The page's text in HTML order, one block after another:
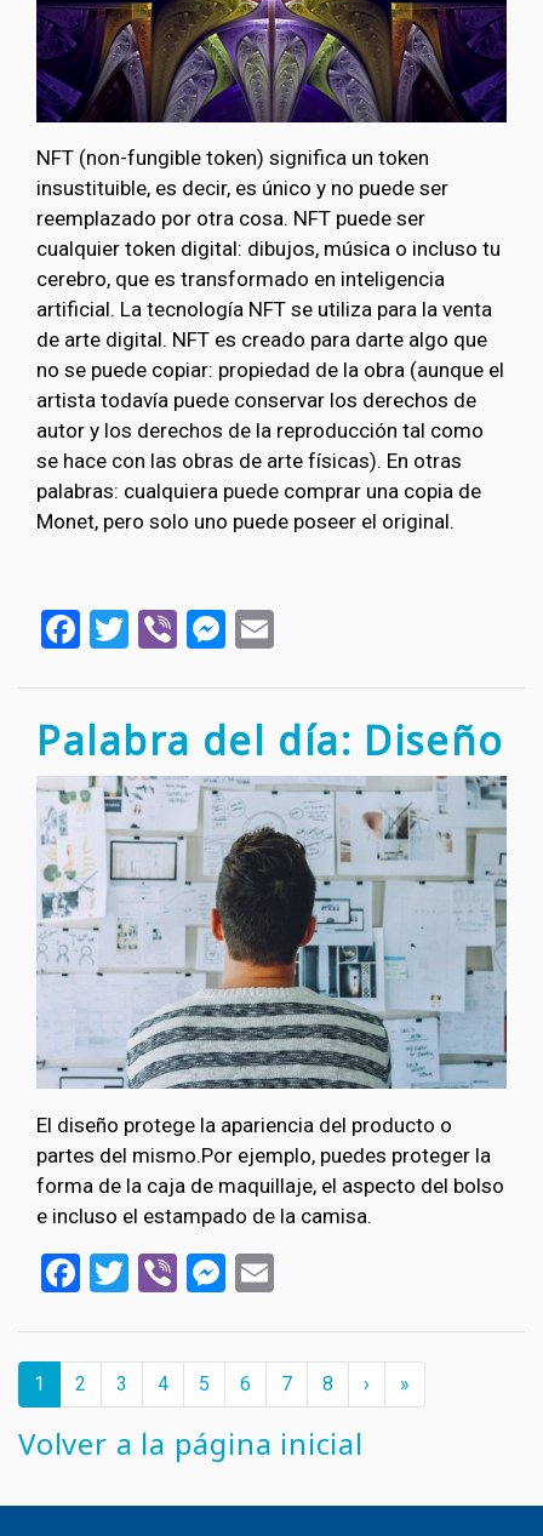
NFT (non-fungible token) significa un token
insustituible, es decir, es único y no puede ser
reemplazado por otra cosa. NFT puede ser
cualquier token digital: dibujos, música o incluso tu
cerebro, que es transformado en inteligencia
artificial. La tecnología NFT se utiliza para la venta
de arte digital. NFT es creado para darte algo que
no se puede copiar: propiedad de la obra (aunque el
artista todavía puede conservar los derechos de
autor y los derechos de la reproducción tal como
se hace con las obras de arte físicas). En otras
palabras: cualquiera puede comprar una copia de
Monet, pero solo uno puede poseer el original.
Facebook
Twitter
ViberMessenger
Palabra del día: Diseño
El diseño protege la apariencia del producto o
partes del mismo.Por ejemplo, puedes proteger la
forma de la caja de maquillaje, el aspecto del bolso
e incluso el estampado de la camisa.
Facebook
Twitter
ViberMessenger
Paginación
Página
actual
1 Страница
2 Страница
3 Страница
4 Страница
5 Страница
6 Страница
7 Страница
8 › »
Volver a la página inicial